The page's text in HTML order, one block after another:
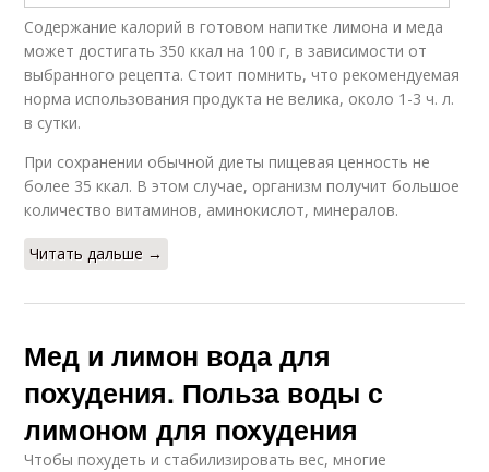
Содержание калорий в готовом напитке лимона и меда
может достигать 350 ккал на 100 г, в зависимости от
выбранного рецепта. Стоит помнить, что рекомендуемая
норма использования продукта не велика, около 1-3 ч. л.
в сутки.
При сохранении обычной диеты пищевая ценность не
более 35 ккал. В этом случае, организм получит большое
количество витаминов, аминокислот, минералов.
Читать дальше →
Мед и лимон вода для
похудения. Польза воды с
лимоном для похудения
Чтобы похудеть и стабилизировать вес, многие